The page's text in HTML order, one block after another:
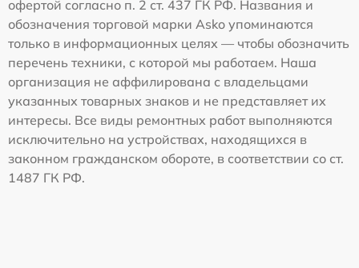
офертой согласно п. 2 ст. 437 ГК РФ. Названия и
обозначения торговой марки Asko упоминаются
только в информационных целях — чтобы обозначить
перечень техники, с которой мы работаем. Наша
организация не аффилирована с владельцами
указанных товарных знаков и не представляет их
интересы. Все виды ремонтных работ выполняются
исключительно на устройствах, находящихся в
законном гражданском обороте, в соответствии со ст.
1487 ГК РФ.